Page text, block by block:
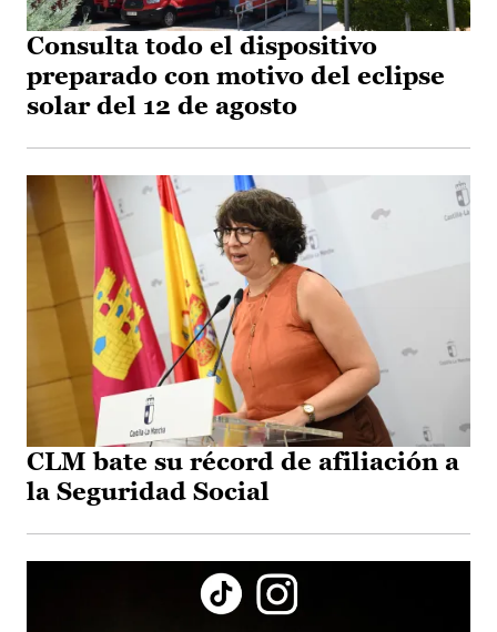
Consulta todo el dispositivo
preparado con motivo del eclipse
solar del 12 de agosto
CLM bate su récord de afiliación a
la Seguridad Social